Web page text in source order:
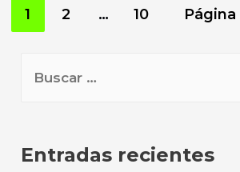
Paginación
de
1 2 … 10
c
Entradas recientes